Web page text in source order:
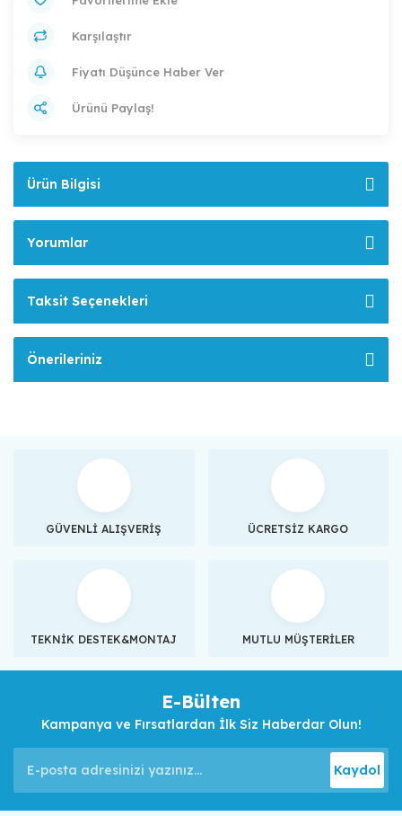
Karşılaştır
Fiyatı Düşünce Haber Ver
Ürünü Paylaş!
Ürün Bilgisi
Yorumlar
Taksit Seçenekleri
Önerileriniz
GÜVENLİ ALIŞVERİŞ ÜCRETSİZ KARGO
TEKNİK DESTEK&MONTAJ MUTLU MÜŞTERİLER
E-Bülten
Kampanya ve Fırsatlardan İlk Siz Haberdar Olun!
Kaydol